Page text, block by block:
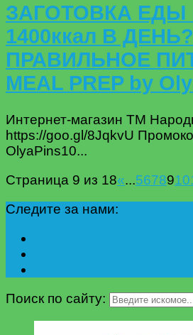
ЗАГОТОВКА ЕДЫ
1400ккал В ДЕНЬ?
ПРАВИЛЬНОЕ
MEAL PREP by
Интернет-магазин ТМ
https://goo.gl/8JqkvU
OlyaPins10...
Страница 9 из 18«...5678910
Следите за нами:
Поиск по сайту: